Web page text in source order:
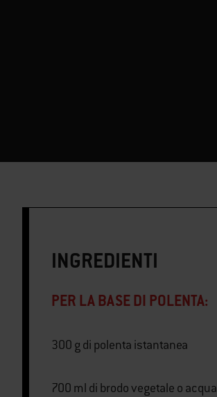
INGREDIENTI
PER LA BASE DI POLENTA:
300 g di polenta istantanea
700 ml di brodo vegetale o acqua